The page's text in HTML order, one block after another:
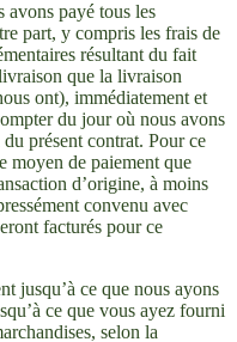
avons payé tous les
part, y compris les frais de
résultant du fait
que la livraison
ont), immédiatement et
du jour où nous avons
présent contrat. Pour ce
moyen de paiement que
d’origine, à moins
convenu avec
facturés pour ce
jusqu’à ce que nous ayons
ce que vous ayez fourni
selon la